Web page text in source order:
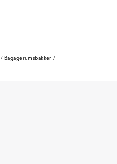
/ Bagagerumsbakker /